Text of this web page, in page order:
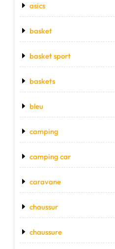
asics
basket
basket sport
baskets
bleu
camping
camping car
caravane
chaussur
chaussure